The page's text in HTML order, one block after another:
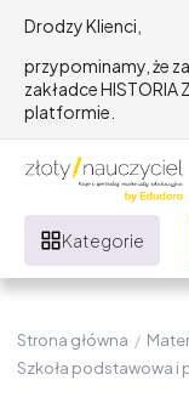
Drodzy Klienci,
przypominamy, że
zakładce HISTORIA
platformie.
Kategorie
Strona główna /
Szkoła podstawowa